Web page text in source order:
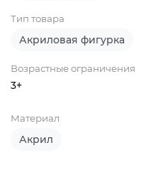
Тип товара
Акриловая фигурка
Возрастные ограничения
3+
Материал
Акрил